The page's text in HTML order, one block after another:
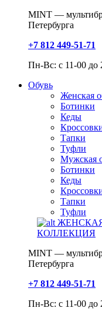
MINT —
Петербурга
+7 812 449-51-71
Пн-Вс: с 11-00 до
Обувь
Женская
Ботинки
Кеды
Тапки
Туфли
Мужская
Ботинки
Кеды
Тапки
Туфли
КОЛЛЕКЦИЯ
MINT —
Петербурга
+7 812 449-51-71
Пн-Вс: с 11-00 до